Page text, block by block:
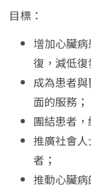
目標：
增加心臟
復，減低復
成為患者
面的服務；
團結患者
推廣社會
者；
推動心臟